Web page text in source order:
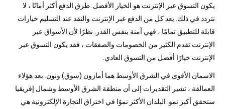
يكون التسوق عبر الإنترنت هو الخيار الأفضل. طرق الدفع أكثر أمانًا ، لا
نتردد في ذلك. يعد كل من الدفع عبر الإنترنت والنقد عند التسليم خيارات
قابلة للتطبيق تمامًا ، فهي آمنة بنفس القدر. نظرًا لأن الأسواق عبر
الإنترنت تقدم الكثير من الخصومات والصفقات ، فقد يكون التسوق عبر
الإنترنت خيارًا أفضل من التسوق العادي.
الاسمان الأقوى في الشرق الأوسط هما أمازون (سوق) ونون. بعد هؤلاء
العمالقة ، تشير التقديرات إلى أن منطقة الشرق الأوسط وشمال إفريقيا
ستحقق أكبر نمو. البلدان الأكثر نموًا في اختراق التجارة الإلكترونية هي